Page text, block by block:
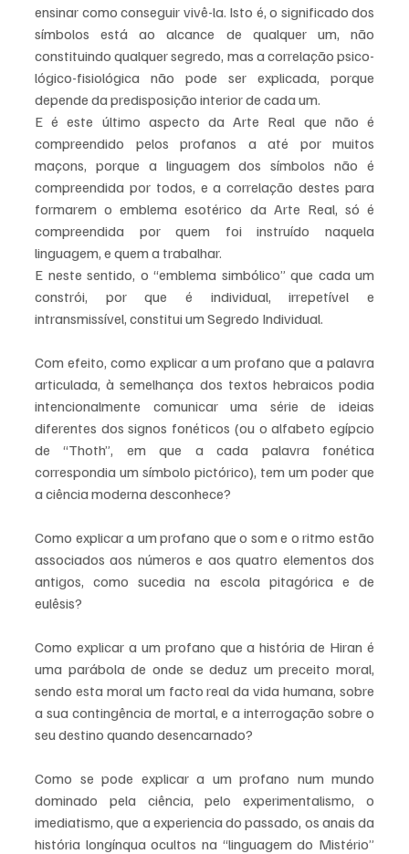
ensinar como conseguir vivê-la. Isto é, o significado dos
símbolos está ao alcance de qualquer um, não
constituindo qualquer segredo, mas a correlação psico-
lógico-fisiológica não pode ser explicada, porque
depende da predisposição interior de cada um.
E é este último aspecto da Arte Real que não é
compreendido pelos profanos a até por muitos
maçons, porque a linguagem dos símbolos não é
compreendida por todos, e a correlação destes para
formarem o emblema esotérico da Arte Real, só é
compreendida por quem foi instruído naquela
linguagem, e quem a trabalhar.
E neste sentido, o “emblema simbólico” que cada um
constrói, por que é individual, irrepetível e
intransmissível, constitui um Segredo Individual.
Com efeito, como explicar a um profano que a palavra
articulada, à semelhança dos textos hebraicos podia
intencionalmente comunicar uma série de ideias
diferentes dos signos fonéticos (ou o alfabeto egípcio
de “Thoth”, em que a cada palavra fonética
correspondia um símbolo pictórico), tem um poder que
a ciência moderna desconhece?
Como explicar a um profano que o som e o ritmo estão
associados aos números e aos quatro elementos dos
antigos, como sucedia na escola pitagórica e de
eulêsis?
Como explicar a um profano que a história de Hiran é
uma parábola de onde se deduz um preceito moral,
sendo esta moral um facto real da vida humana, sobre
a sua contingência de mortal, e a interrogação sobre o
seu destino quando desencarnado?
Como se pode explicar a um profano num mundo
dominado pela ciência, pelo experimentalismo, o
imediatismo, que a experiencia do passado, os anais da
história longínqua ocultos na “linguagem do Mistério”